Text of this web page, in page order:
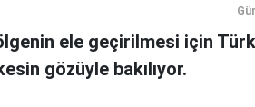
ele geçirilmesi için
gözüyle bakılıyor.